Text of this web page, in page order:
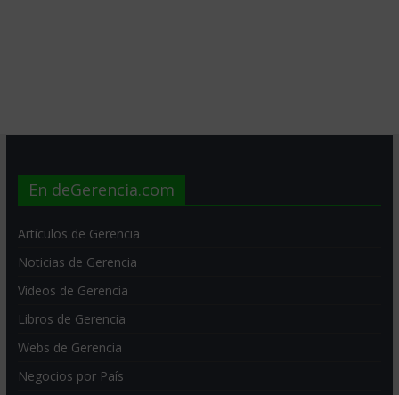
En deGerencia.com
Artículos de Gerencia
Noticias de Gerencia
Videos de Gerencia
Libros de Gerencia
Webs de Gerencia
Negocios por País